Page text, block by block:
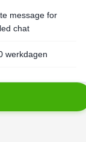
message for
chat
werkdagen